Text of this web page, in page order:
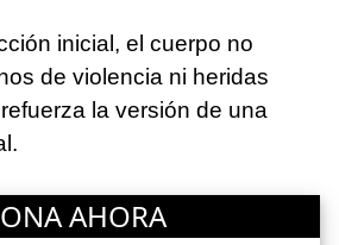
inicial, el cuerpo no
de violencia ni heridas
la versión de una
AHORA